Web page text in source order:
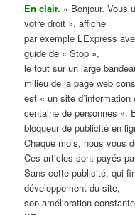
En clair. « Bonjour. Vous
votre droit », affiche
par exemple L’Express
guide de « Stop »,
le tout sur un large
milieu de la page web
est « un site
centaine de personnes ».
bloqueur de publicité en
Chaque mois, nous vous
Ces articles sont payés
Sans cette publicité, qui
développement du site,
son amélioration